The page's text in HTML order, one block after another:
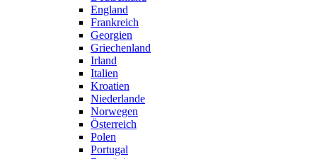
England
Frankreich
Georgien
Griechenland
Irland
Italien
Kroatien
Niederlande
Norwegen
Österreich
Polen
Portugal